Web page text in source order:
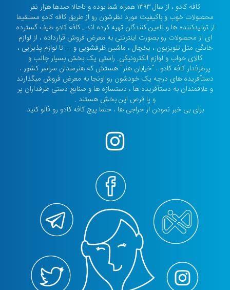
کافه کادو ، از سال ۱۳۹۳ همراه شما بوده و تاحالا صدها هزار نفر
محصولات خوب و باکیفیت مورد نظرشون رو از طریق کافه کادو مستقیما
از تولیدکننده ها و تامین کنندگان تهیه کرده اند . کافه کادو طیف گسترده
ای از محصولات رو بصورت اینترنتی به معرض فروش قرارداده ، از لوازم
خانگی مثل تلویزیون ، یخچال ، ماشین ظرفشویی و ... تا لوازم پذیرایی ،
کالای خواب و لوازم الکترونیکی. راستی یک بخش بسیار جالب و
پرطرفدار کافه کادو ، "خیابان هنر" هستش که هنرمندان سراسر کشور ،
دستآفریده های درجه یک خودشون رو اونجا به معرض فروش میگذارند
و علاقمندان به دستآفریده ها ، دستسازه ها و صنایع دستی طرفداران پر
و پا قرص این بخش هستند .
برای بی خبر نمودن از حراجی ها ، حتما پیج کافه کادو رو فالو کنید